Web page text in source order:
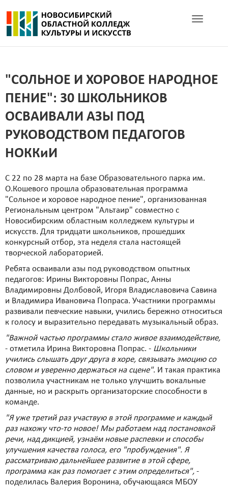
Toggle
"СОЛЬНОЕ И ХОРОВОЕ НАРОДНОЕ
ПЕНИЕ": 30 ШКОЛЬНИКОВ
ОСВАИВАЛИ АЗЫ ПОД
РУКОВОДСТВОМ ПЕДАГОГОВ
НОККиИ
С 22 по 28 марта на базе Образовательного парка им.
О.Кошевого прошла образовательная программа
"Сольное и хоровое народное пение", организованная
Региональным центром "Альтаир" совместно с
Новосибирским областным колледжем культуры и
искусств. Для тридцати школьников, прошедших
конкурсный отбор, эта неделя стала настоящей
творческой лабораторией.
Ребята осваивали азы под руководством опытных
педагогов: Ирины Викторовны Попрас, Анны
Владимировны Долбовой, Игоря Владиславовича Савина
и Владимира Ивановича Попраса. Участники программы
развивали певческие навыки, учились бережно относиться
к голосу и выразительно передавать музыкальный образ.
"Важной частью программы стало живое взаимодействие,
- отметила Ирина Викторовна Попрас. - Школьники
учились слышать друг друга в хоре, связывать эмоцию со
словом и уверенно держаться на сцене". И такая практика
позволила участникам не только улучшить вокальные
данные, но и раскрыть организаторские способности в
команде.
"Я уже третий раз участвую в этой программе и каждый
раз нахожу что-то новое! Мы работаем над постановкой
речи, над дикцией, узнаём новые распевки и способы
улучшения качества голоса, его "пробуждения". Я
рассматриваю дальнейшее развитие в этой сфере,
программа как раз помогает с этим определиться", -
поделилась Валерия Воронина, обучающаяся МБОУ